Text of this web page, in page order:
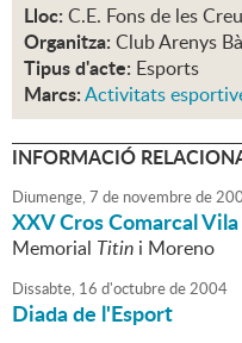
Lloc: C.E. Fons de les
Organitza: Club Arenys
Tipus d'acte: Esports
Marcs:Activitats
INFORMACIÓ
Diumenge,7 de novembrede
XXV Cros Comarcal
Memorial Titin i Moreno
Dissabte, 16 d'octubrede2004
Diada de l'Esport